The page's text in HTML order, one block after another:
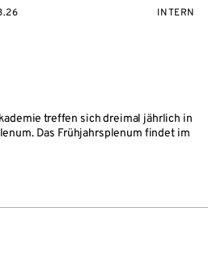
treffen sich dreimal jährlich in
Das Frühjahrsplenum findet im
INTERN